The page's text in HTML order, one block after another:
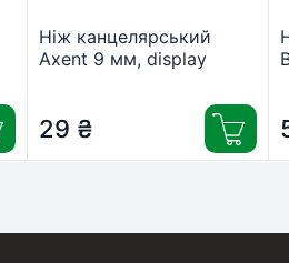
Ніж канцелярський
Axent 9 мм, display
29 ₴